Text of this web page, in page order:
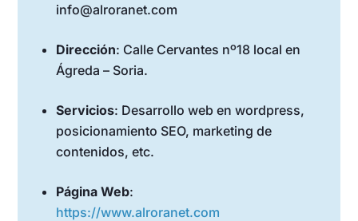
info@alroranet.com
Dirección: Calle Cervantes nº18 local en
Ágreda – Soria.
Servicios: Desarrollo web en wordpress,
posicionamiento SEO, marketing de
contenidos, etc.
Página Web:
https://www.alroranet.com